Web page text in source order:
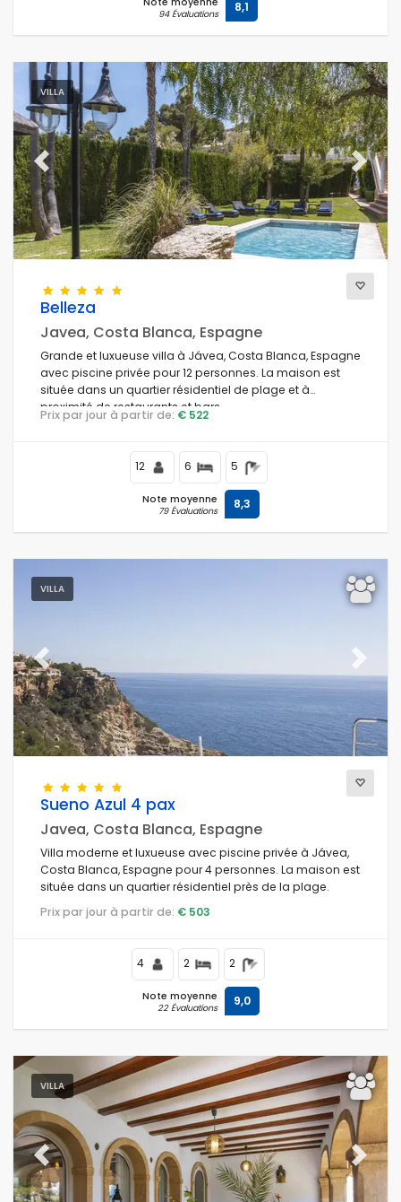
94 Évaluations 8,1
VILLA
Previous Next
Belleza
Javea, Costa Blanca, Espagne
Grande et luxueuse villa à Jávea, Costa Blanca, Espagne
avec piscine privée pour 12 personnes. La maison est
située dans un quartier résidentiel de plage et à
proximité de restaurants et bars.
Prix par jour à partir de: € 522
12 6 5
Note moyenne
79 Évaluations 8,3
VILLA
Previous Next
Sueno Azul 4 pax
Javea, Costa Blanca, Espagne
Villa moderne et luxueuse avec piscine privée à Jávea,
Costa Blanca, Espagne pour 4 personnes. La maison est
située dans un quartier résidentiel près de la plage.
Prix par jour à partir de: € 503
4 2 2
Note moyenne
22 Évaluations 9,0
VILLA
Previous Next